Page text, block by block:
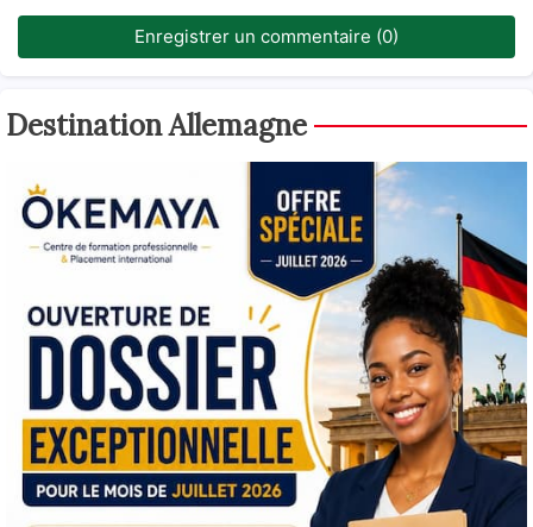
Enregistrer un commentaire (0)
Destination Allemagne